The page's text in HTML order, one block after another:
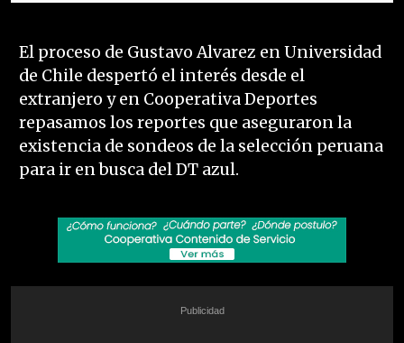
El proceso de Gustavo Alvarez en Universidad
de Chile despertó el interés desde el
extranjero y en Cooperativa Deportes
repasamos los reportes que aseguraron la
existencia de sondeos de la selección peruana
para ir en busca del DT azul.